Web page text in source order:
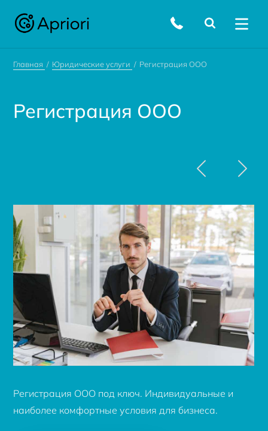
Главная Юридические услуги Регистрация ООО
Регистрация ООО
Регистрация ООО под ключ. Индивидуальные и
наиболее комфортные условия для бизнеса.